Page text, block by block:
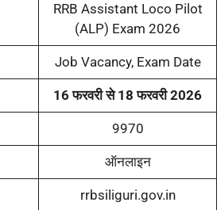
RRB Assistant Loco Pilot
(ALP) Exam 2026
Job Vacancy, Exam Date
16 फरवरी से 18 फरवरी 2026
9970
ऑनलाइन
rrbsiliguri.gov.in